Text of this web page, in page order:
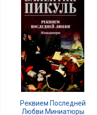
Реквием Последней
Любви.Миниатюры